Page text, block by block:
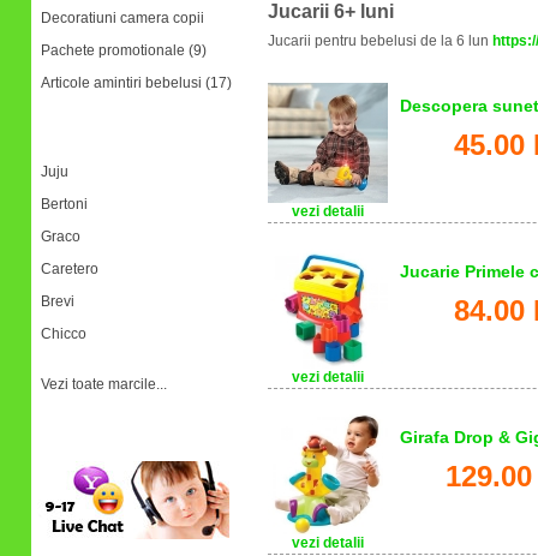
Decoratiuni camera copii
Pachete promotionale (9)
Articole amintiri bebelusi (17)
Juju
Bertoni
Graco
Caretero
Brevi
Chicco
Vezi toate marcile...
Jucarii 6+ luni
Jucarii pentru bebelusi de la 6 lun
vezi detalii
Descopera
45.00
vezi detalii
Jucarie Primele
84.00
vezi detalii
Girafa Drop &